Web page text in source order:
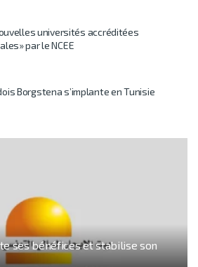
universités accréditées
par le NCEE
Borgstena s’implante en Tunisie
ses bénéfices et stabilise son